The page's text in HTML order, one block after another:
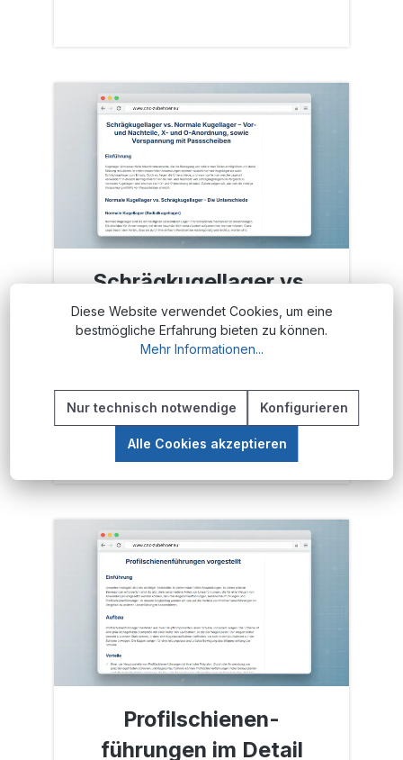
Schrägkugellager vs.
Normale Kugellager
Alles über Radial- und Schrägkugellager.
Anordnung sowie die korrekte
Vorspannung mit Passscheiben kennen.
Zum Kugellager-Ratgeber
Profilschienen-
führungen im Detail
Diese Website verwendet Cookies, um eine
bestmögliche Erfahrung bieten zu können.
Mehr Informationen...
Nur technisch notwendige Konfigurieren
Alle Cookies akzeptieren